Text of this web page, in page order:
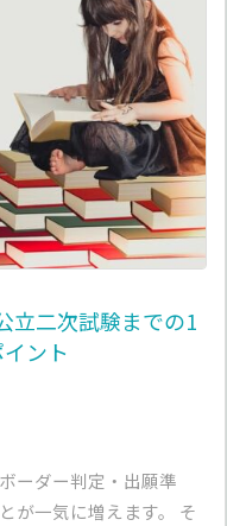
立二次試験までの1
ント
ーダー判定・出願準
が一気に増えます。 そ